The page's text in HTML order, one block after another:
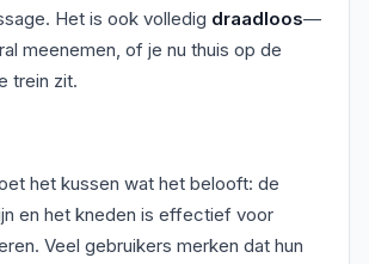
Het is ook volledig draadloos—
meenemen, of je nu thuis op de
trein zit.
het kussen wat het belooft: de
en het kneden is effectief voor
Veel gebruikers merken dat hun